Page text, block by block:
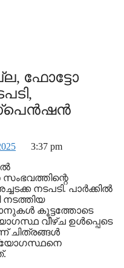
ഫോട്ടോ
3:37 pm
നടപടി. പാര്‍ക്കില്‍
കൂട്ടത്തോടെ
വീഴ്ച ഉള്‍പ്പെടെ
ചിത്രങ്ങള്‍